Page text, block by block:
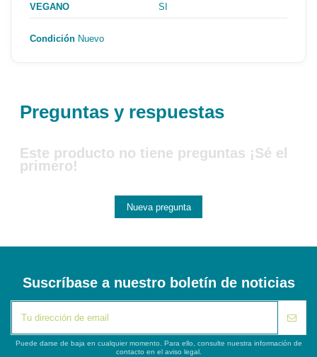
VEGANO SI
Condición Nuevo
Preguntas y respuestas
Este producto no tiene preguntas ¡Sé el
primero!
Nueva pregunta
Suscríbase a nuestro boletín de noticias
Puede darse de baja en cualquier momento. Para ello, consulte nuestra información de
contacto en el aviso legal.